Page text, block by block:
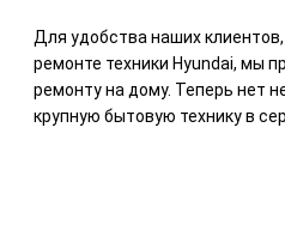
Для удобства наших
ремонте техники Hyundai, мы
ремонту на дому. Теперь нет
крупную бытовую технику в